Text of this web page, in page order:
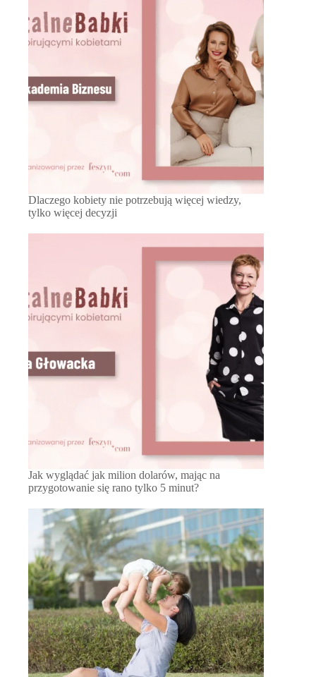
Dlaczego kobiety nie potrzebują więcej wiedzy,
tylko więcej decyzji
Jak wyglądać jak milion dolarów, mając na
przygotowanie się rano tylko 5 minut?